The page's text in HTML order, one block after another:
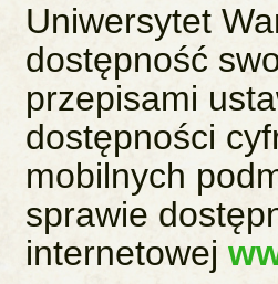
Uniwersytet
dostępność
przepisami
dostępności
mobilnych
sprawie
internetowej